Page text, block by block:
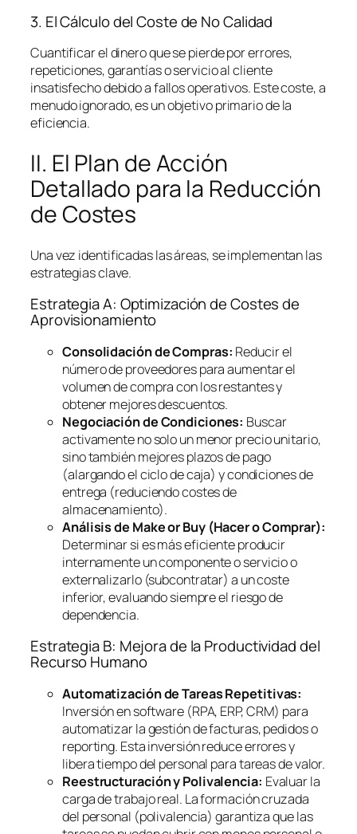
3. El Cálculo del Coste de No Calidad
Cuantificar el dinero que se pierde por errores,
repeticiones, garantías o servicio al cliente
insatisfecho debido a fallos operativos. Este coste, a
menudo ignorado, es un objetivo primario de la
eficiencia.
II. El Plan de Acción
Detallado para la Reducción
de Costes
Una vez identificadas las áreas, se implementan las
estrategias clave.
Estrategia A: Optimización de Costes de
Aprovisionamiento
Consolidación de Compras: Reducir el
número de proveedores para aumentar el
volumen de compra con los restantes y
obtener mejores descuentos.
Negociación de Condiciones: Buscar
activamente no solo un menor precio unitario,
sino también mejores plazos de pago
(alargando el ciclo de caja) y condiciones de
entrega (reduciendo costes de
almacenamiento).
Análisis de Make or Buy(Hacer o Comprar):
Determinar si es más eficiente producir
internamente un componente o servicio o
externalizarlo (subcontratar) a un coste
inferior, evaluando siempre el riesgo de
dependencia.
Estrategia B: Mejora de la Productividad del
Recurso Humano
Automatización de Tareas Repetitivas:
Inversión ensoftware(RPA, ERP, CRM) para
automatizar la gestión de facturas, pedidos o
reporting. Esta inversión reduce errores y
libera tiempo del personal para tareas de valor.
Reestructuración y Polivalencia: Evaluar la
carga de trabajo real. La formación cruzada
del personal (polivalencia) garantiza que las